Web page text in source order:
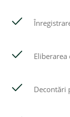
Decontări